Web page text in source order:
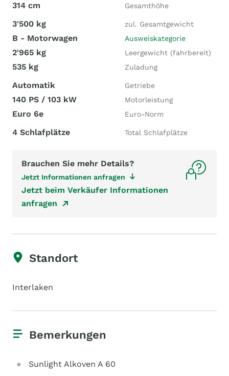
314 cm Gesamthöhe
3'500 kg zul. Gesamtgewicht
B - Motorwagen Ausweiskategorie
2'965 kg Leergewicht (fahrbereit)
535 kg Zuladung
Automatik Getriebe
140 PS / 103 kW Motorleistung
Euro 6e Euro-Norm
4 Schlafplätze Total Schlafplätze
Brauchen Sie mehr Details?
Jetzt Informationen anfragen
Jetzt beim Verkäufer Informationen
anfragen
Standort
Interlaken
Bemerkungen
Sunlight Alkoven A 60